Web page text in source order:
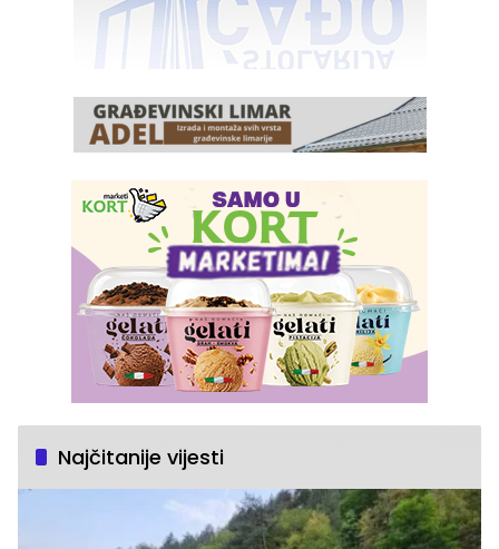
Najčitanije vijesti